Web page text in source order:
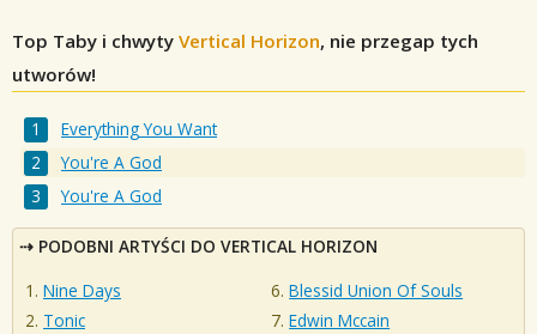
Top Taby i chwyty Vertical Horizon, nie przegap tych
utworów!
Everything You Want
You're A God
You're A God
PODOBNI ARTYŚCI DO VERTICAL HORIZON
Nine Days
Tonic
Blessid Union Of Souls
Edwin Mccain